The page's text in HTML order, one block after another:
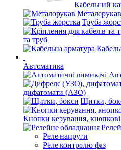
Кабельний
Металорукав
Труба
та труб
Автоматика
дифатомати (АЗО)
Щитки,
Кнопки керування,
Реле напруги
Реле контролю фаз